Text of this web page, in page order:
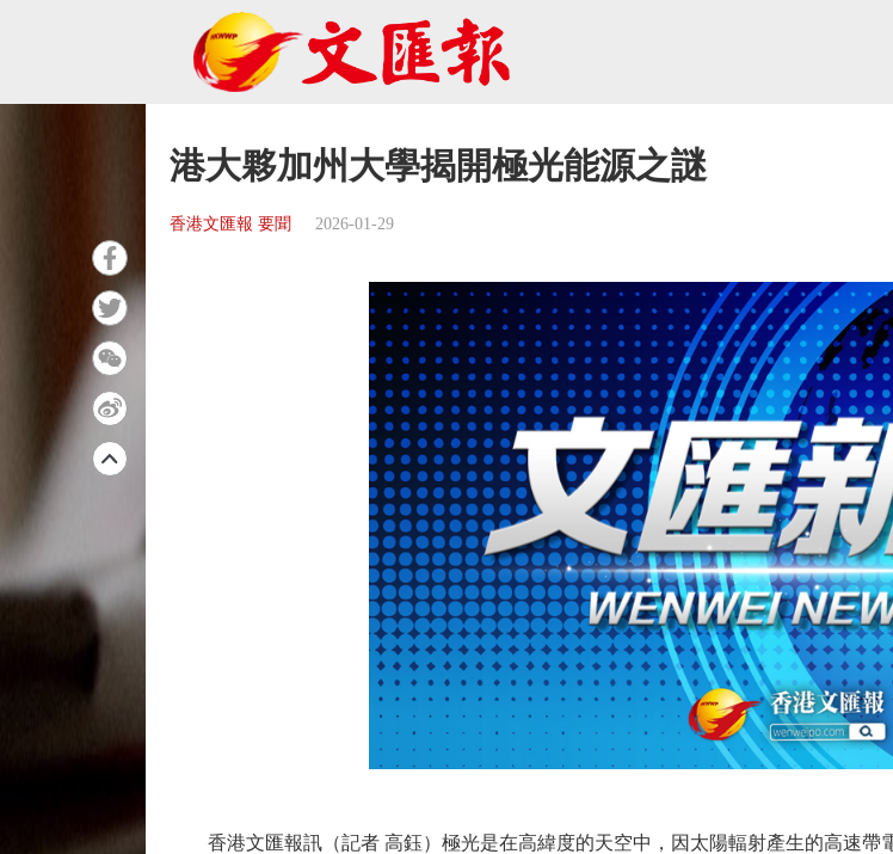
港大夥加州大學揭開極光能源之謎
香港文匯報 要聞 2026-01-29
香港文匯報訊（記者 高鈺）極光是在高緯度的天空中，因太陽輻射產生的高速帶